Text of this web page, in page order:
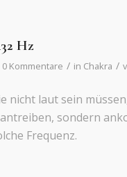
Hz
0 Kommentare / in Chakra /
nicht laut sein
sondern
Frequenz.